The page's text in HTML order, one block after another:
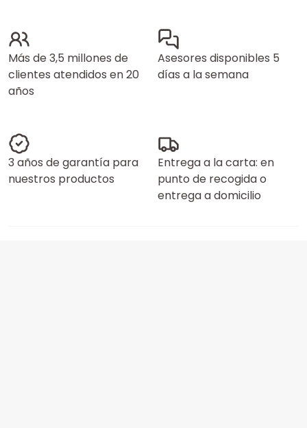
Más de 3,5 millones de
clientes atendidos en 20
años
Asesores disponibles 5
días a la semana
3 años de garantía para
nuestros productos
Entrega a la carta: en
punto de recogida o
entrega a domicilio